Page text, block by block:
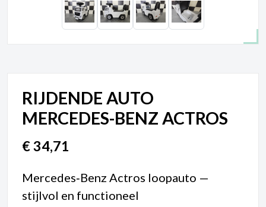
RIJDENDE AUTO
MERCEDES-BENZ ACTROS
€34,71
Mercedes‑Benz Actros loopauto —
stijlvol en functioneel